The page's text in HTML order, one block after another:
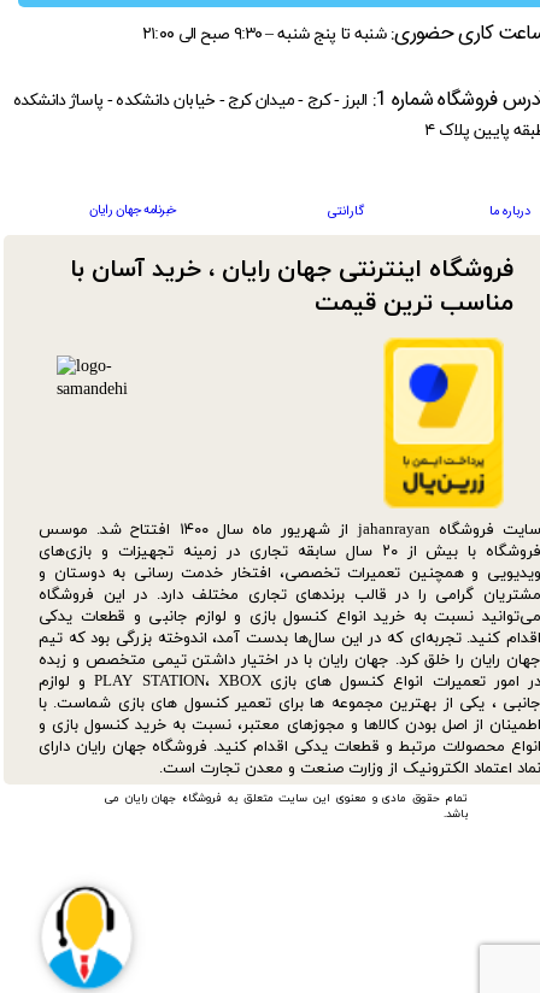
تمام حقوق مادی و معنوی این سایت متعلق به فروشگاه جهان رایان می
باشد.
سایت فروشگاه jahanrayan از شهریور ماه سال ۱۴۰۰ افتتاح شد. موسس
فروشگاه با بیش از ۲۰ سال سابقه تجاری در زمینه تجهیزات و بازی‌های
ویدیویی و همچنین تعمیرات تخصصی، افتخار خدمت رسانی به دوستان و
مشتریان گرامی را در قالب برندهای تجاری مختلف دارد. در این فروشگاه
می‌توانید نسبت به خرید انواع کنسول بازی و لوازم جانبی و قطعات یدکی‌
اقدام کنید. تجربه‌ای که در این سال‌ها بدست آمد، اندوخته بزرگی بود که تیم
جهان رایان را خلق کرد. جهان رایان با در اختیار داشتن تیمی متخصص و زبده
در امور تعمیرات انواع کنسول های بازی PLAY STATION، XBOX و لوازم
جانبی ، یکی از بهترین مجموعه ها برای تعمیر کنسول های بازی شماست. با
اطمینان از اصل بودن کالاها و مجوزهای معتبر، نسبت به خرید کنسول بازی و
انواع محصولات مرتبط و قطعات یدکی اقدام کنید. فروشگاه جهان رایان دارای
نماد اعتماد الکترونیک از وزارت صنعت و معدن تجارت است.
فروشگاه اینترنتی جهان رایان ، خرید آسان با
مناسب ترین قیمت​​​​​​​
کاری حضوری: شنبه تا پنج شنبه – ۹:۳۰ صبح الی ۲۱:۰۰
درباره ما گارانتی خبرنامه جهان رایان
فروشگاه شماره 1:
البرز - کرج - میدان کرج - خیابان دانشکده - پاساژ دانشکده
پایین پلاک ۴